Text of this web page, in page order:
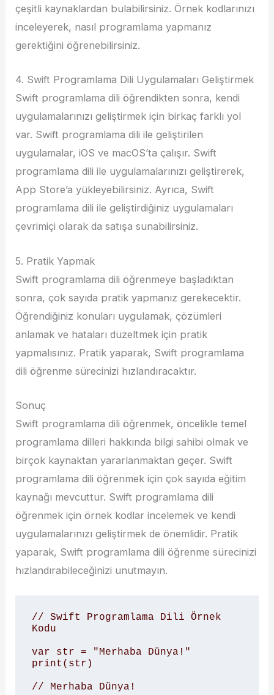
çeşitli kaynaklardan bulabilirsiniz. Örnek kodlarınızı
inceleyerek, nasıl programlama yapmanız
gerektiğini öğrenebilirsiniz.
4. Swift Programlama Dili Uygulamaları Geliştirmek
Swift programlama dili öğrendikten sonra, kendi
uygulamalarınızı geliştirmek için birkaç farklı yol
var. Swift programlama dili ile geliştirilen
uygulamalar, iOS ve macOS’ta çalışır. Swift
programlama dili ile uygulamalarınızı geliştirerek,
App Store’a yükleyebilirsiniz. Ayrıca, Swift
programlama dili ile geliştirdiğiniz uygulamaları
çevrimiçi olarak da satışa sunabilirsiniz.
5. Pratik Yapmak
Swift programlama dili öğrenmeye başladıktan
sonra, çok sayıda pratik yapmanız gerekecektir.
Öğrendiğiniz konuları uygulamak, çözümleri
anlamak ve hataları düzeltmek için pratik
yapmalısınız. Pratik yaparak, Swift programlama
dili öğrenme sürecinizi hızlandıracaktır.
Sonuç
Swift programlama dili öğrenmek, öncelikle temel
programlama dilleri hakkında bilgi sahibi olmak ve
birçok kaynaktan yararlanmaktan geçer. Swift
programlama dili öğrenmek için çok sayıda eğitim
kaynağı mevcuttur. Swift programlama dili
öğrenmek için örnek kodlar incelemek ve kendi
uygulamalarınızı geliştirmek de önemlidir. Pratik
yaparak, Swift programlama dili öğrenme sürecinizi
hızlandırabileceğinizi unutmayın.
// Swift Programlama Dili Örnek
Kodu
var str = "Merhaba Dünya!"
print(str)
// Merhaba Dünya!